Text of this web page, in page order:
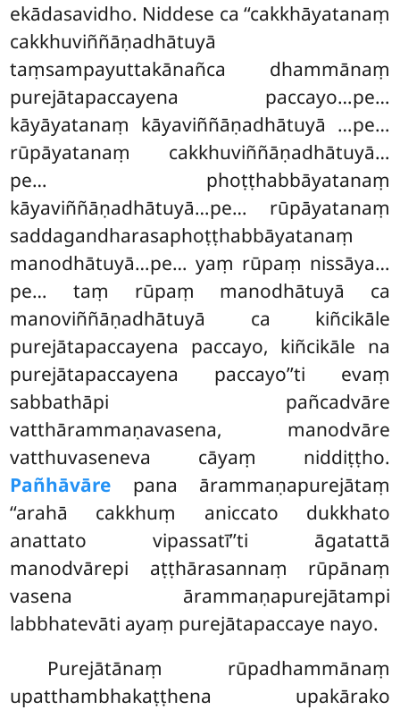
ekādasavidho. Niddese ca ‘‘cakkhāyatanaṃ
cakkhuviññāṇadhātuyā
taṃsampayuttakānañca dhammānaṃ
purejātapaccayena paccayo…pe…
kāyāyatanaṃ kāyaviññāṇadhātuyā …pe…
rūpāyatanaṃ cakkhuviññāṇadhātuyā…
pe… phoṭṭhabbāyatanaṃ
kāyaviññāṇadhātuyā…pe… rūpāyatanaṃ
saddagandharasaphoṭṭhabbāyatanaṃ
manodhātuyā…pe… yaṃ rūpaṃ nissāya…
pe… taṃ rūpaṃ manodhātuyā ca
manoviññāṇadhātuyā ca kiñcikāle
purejātapaccayena paccayo, kiñcikāle na
purejātapaccayena paccayo’’ti evaṃ
sabbathāpi pañcadvāre
vatthārammaṇavasena, manodvāre
vatthuvaseneva cāyaṃ niddiṭṭho.
Pañhāvāre pana ārammaṇapurejātaṃ
‘‘arahā cakkhuṃ aniccato dukkhato
anattato vipassatī’’ti āgatattā
manodvārepi aṭṭhārasannaṃ rūpānaṃ
vasena ārammaṇapurejātampi
labbhatevāti ayaṃ purejātapaccaye nayo.
Purejātānaṃ rūpadhammānaṃ
upatthambhakaṭṭhena upakārako